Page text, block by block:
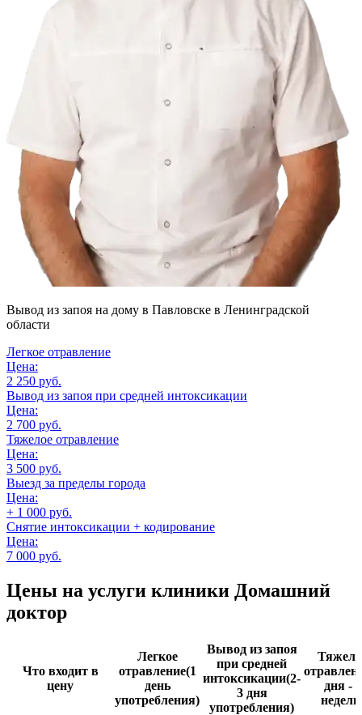
Вывод из запоя на дому в Павловске в Ленинградской
области
Легкое отравление
Цена:
2 250 руб.
Вывод из запоя при средней интоксикации
Цена:
2 700 руб.
Тяжелое отравление
Цена:
3 500 руб.
Выезд за пределы города
Цена:
+ 1 000 руб.
Снятие интоксикации + кодирование
Цена:
7 000 руб.
Цены на услуги клиники Домашний
доктор
Что входит в
цену
Легкое
отравление(1
день
употребления)
Вывод из запоя
при средней
интоксикации(2-
3 дня
употребления)
дня - 2